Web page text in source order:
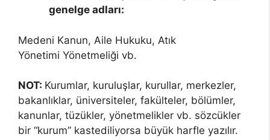
genelge adları:
Medeni Kanun, Aile Hukuku, Atık
Yönetimi Yönetmeliği vb.
NOT: Kurumlar, kuruluşlar, kurullar, merkezler,
bakanlıklar, üniversiteler, fakülteler, bölümler,
kanunlar, tüzükler, yönetmelikler vb. sözcükler
bir “kurum” kastediliyorsa büyük harfle yazılır.